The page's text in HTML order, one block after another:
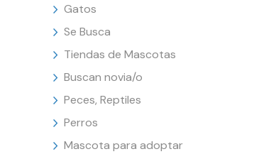
Gatos
Se Busca
Tiendas de Mascotas
Buscan novia/o
Peces, Reptiles
Perros
Mascota para adoptar